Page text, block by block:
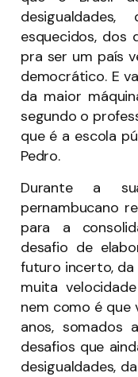
esquecidos, dos
pra ser um país
democrático. E
da maior
segundo o
que é a escola
Pedro.
Durante a
pernambucano
para a
desafio de
futuro incerto,
muita
nem como é que
anos, somados
desafios que
desigualdades,